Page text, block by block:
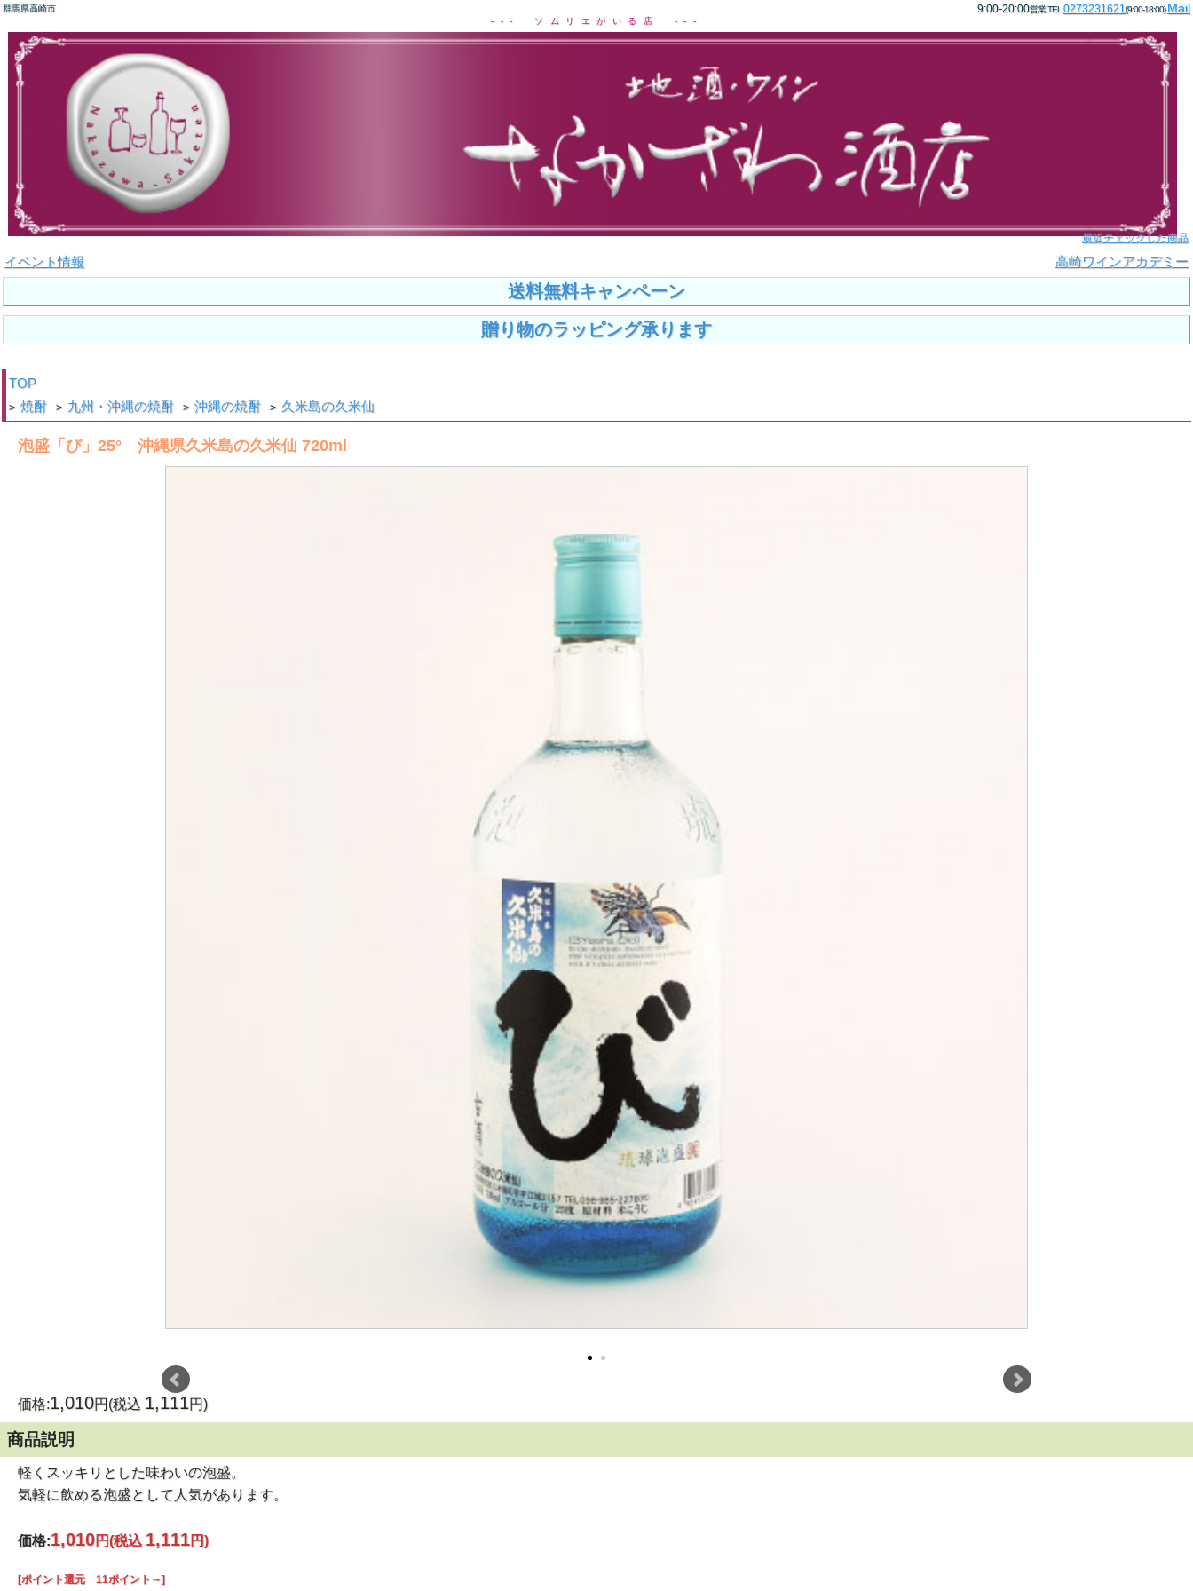
群馬県高崎市 9:00-20:00営業 TEL:0273231621(9:00-18:00)Mail
--- ソムリエがいる店 ---
最近チェックした商品
イベント情報 高崎ワインアカデミー
送料無料キャンペーン
贈り物のラッピング承ります
TOP
> 焼酎 > 九州・沖縄の焼酎 > 沖縄の焼酎 > 久米島の久米仙
泡盛「び」25° 沖縄県久米島の久米仙 720ml
価格:1,010円(税込 1,111円)
商品説明
軽くスッキリとした味わいの泡盛。
気軽に飲める泡盛として人気があります。
価格:1,010円(税込 1,111円)
[ポイント還元 11ポイント～]